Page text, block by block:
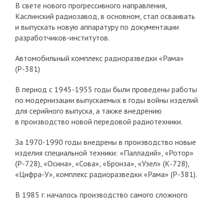
В свете нового прогрессивного направления,
Каслинский радиозавод, в основном, стал осваивать
и выпускать новую аппаратуру по документации
разработчиков-институтов.
Автомобильный комплекс радиоразведки «Рама»
(Р-381)
В период с 1945-1955 годы были проведены работы
по модернизации выпускаемых в годы войны изделий
для серийного выпуска, а также внедрению
в производство новой передовой радиотехники.
За 1970-1990 годы внедрены в производство новые
изделия специальной техники: «Палладий», «Ротор»
(Р-728), «Осина», «Сова», «Бронза», «Узел» (К-728),
«Цифра-У», комплекс радиоразведки «Рама» (Р-381).
В 1985 г. началось производство самого сложного